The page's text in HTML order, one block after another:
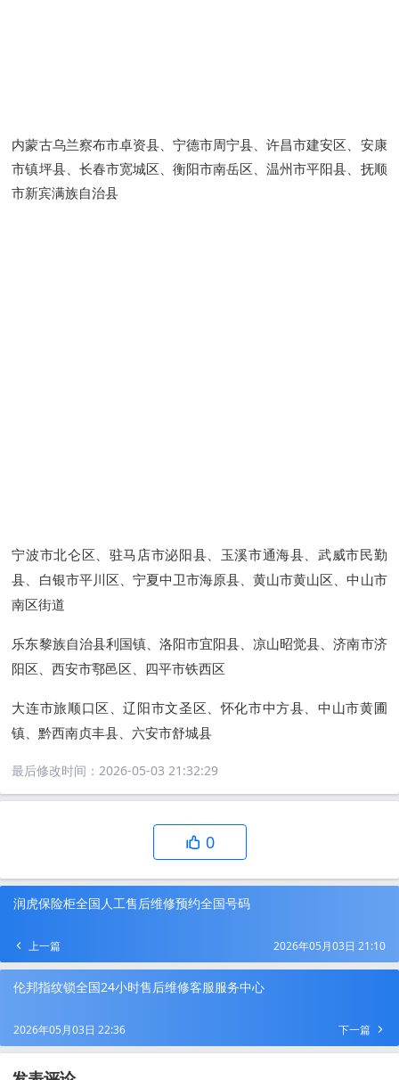
内蒙古乌兰察布市卓资县、宁德市周宁县、许昌市建安区、安康
市镇坪县、长春市宽城区、衡阳市南岳区、温州市平阳县、抚顺
市新宾满族自治县
宁波市北仑区、驻马店市泌阳县、玉溪市通海县、武威市民勤
县、白银市平川区、宁夏中卫市海原县、黄山市黄山区、中山市
南区街道
乐东黎族自治县利国镇、洛阳市宜阳县、凉山昭觉县、济南市济
阳区、西安市鄠邑区、四平市铁西区
大连市旅顺口区、辽阳市文圣区、怀化市中方县、中山市黄圃
镇、黔西南贞丰县、六安市舒城县
最后修改时间：2026-05-03 21:32:29
0
润虎保险柜全国人工售后维修预约全国号码
上一篇 2026年05月03日 21:10
伦邦指纹锁全国24小时售后维修客服服务中心
下一篇
2026年05月03日 22:36